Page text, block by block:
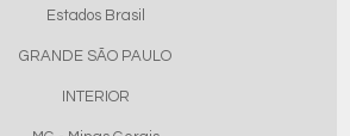
Estados Brasil
GRANDE SÃO PAULO
INTERIOR